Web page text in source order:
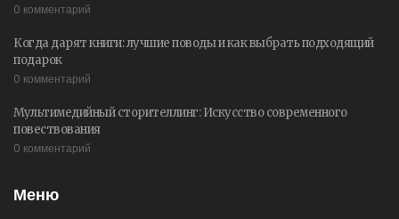
0 комментарий
Когда дарят книги: лучшие поводы и как выбрать подходящий
подарок
0 комментарий
Мультимедийный сторителлинг: Искусство современного
повествования
0 комментарий
Меню